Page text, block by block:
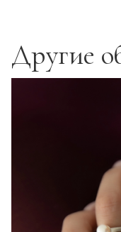
Другие